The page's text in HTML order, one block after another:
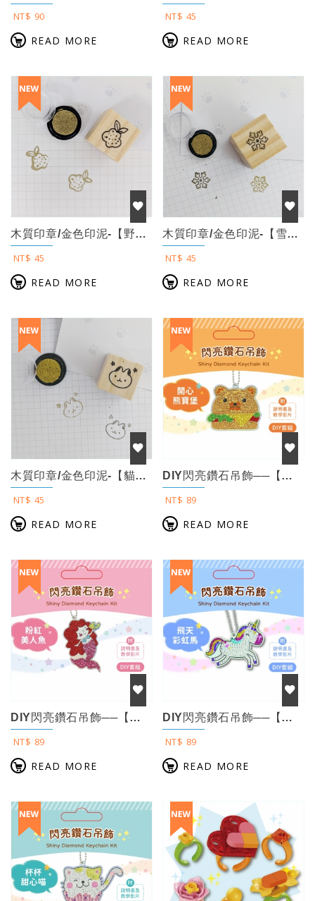
NT$ 90
READ MORE
NT$ 45
READ MORE
木質印章/金色印泥-【野莓】
NT$ 45
READ MORE
木質印章/金色印泥-【雪花】
NT$ 45
READ MORE
木質印章/金色印泥-【貓咪】
NT$ 45
READ MORE
DIY閃亮鑽石吊飾──【開心熊寶堡】（附影音教學）
NT$ 89
READ MORE
DIY閃亮鑽石吊飾──【粉紅美人魚】（附影音教學）
NT$ 89
READ MORE
DIY閃亮鑽石吊飾──【飛天彩虹馬】（附影音教學）
NT$ 89
READ MORE